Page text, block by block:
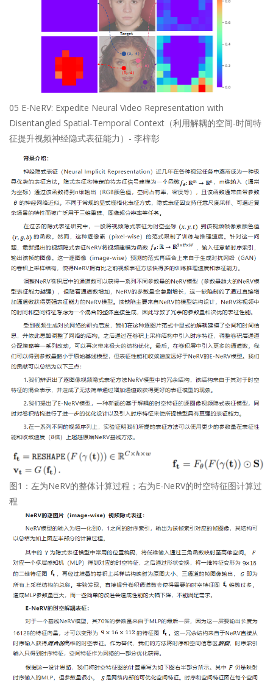
05 E-NeRV: Expedite Neural Video Representation with
Disentangled Spatial-Temporal Context（利用解耦的空间-时间特
征提升视频神经隐式表征能力）- 李梓彰
图1：左为NeRV的整体计算过程；右为E-NeRV的时空特征图计算过
程